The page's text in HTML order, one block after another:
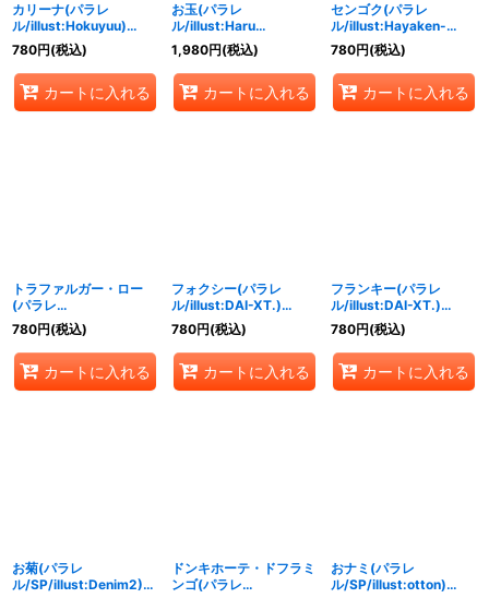
カリーナ(パラレ
ル/illust:Hokuyuu)
【R/P】{OP07-005}
780円(税込)
カートに入れる
お玉(パラレ
ル/illust:Haru
Miyajima)【R/P】
{OP07-022}
1,980円(税込)
カートに入れる
センゴク(パラレ
ル/illust:Hayaken-
sarena)【R/P】{OP07-
046}
780円(税込)
カートに入れる
トラファルガー・ロー
(パラレ
ル/illust:Hokuyuu)
【R/P】{OP07-047}
780円(税込)
カートに入れる
フォクシー(パラレ
ル/illust:DAI-XT.)
【R/P】{OP07-071}
780円(税込)
カートに入れる
フランキー(パラレ
ル/illust:DAI-XT.)
【R/P】{OP07-107}
780円(税込)
カートに入れる
お菊(パラレ
ル/SP/illust:Denim2)
ドンキホーテ・ドフラミ
ンゴ(パラレ
おナミ(パラレ
ル/SP/illust:otton)